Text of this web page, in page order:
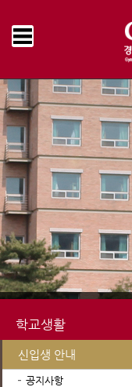
학교생활
신입생 안내
공지사항